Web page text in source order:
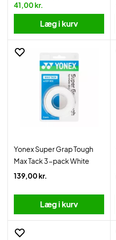
41,00 kr.
Læg i kurv
Yonex Super Grap Tough
Max Tack 3-pack White
139,00 kr.
Læg i kurv